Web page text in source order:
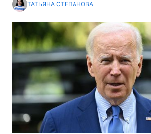
ТАТЬЯНА СТЕПАНОВА